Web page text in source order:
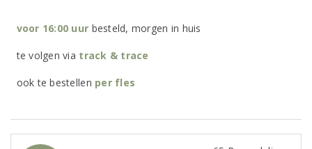
voor 16:00 uur besteld, morgen in huis
te volgen via track & trace
ook te bestellen per fles